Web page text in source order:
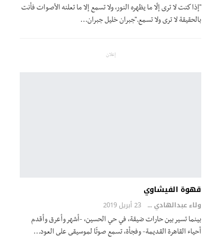
"إذا كنت لا ترى إلّا ما يظهره النور، ولا تسمع إلا ما تعلنه الأصوات فأنت
بالحقيقة لا ترى ولا تسمع."جبران خليل جبران…
إعلان
قهوة الفيشاوي
ولاء عبدالهادي 23 أبريل 2019
بينما تسير بين حارات ضيقة، في حي الحسين، -أشهر وأعرق وأقدم
أحياء القاهرة القديمة- وفجأة، تسمع صوتًا لموسيقى على العود…